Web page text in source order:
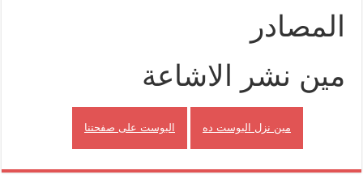
المصادر
مين نشر الاشاعة
مين نزل البوست ده البوست على صفحتنا